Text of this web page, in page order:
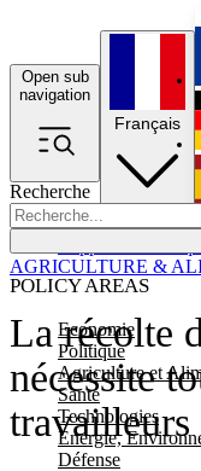
Open sub
navigation
Recherche
POLICY AREAS
Economie
Politique
Agriculture et
Santé
Technologies
Energie,
Défense
Français
La récolte
nécessite
travailleurs
AGRICULTURE &